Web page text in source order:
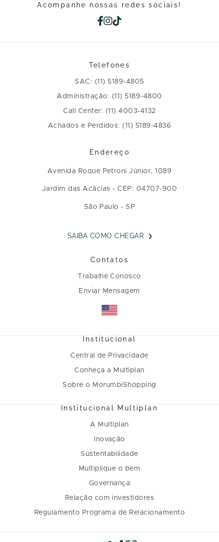
Acompanhe nossas redes sociais!
Telefones
SAC: (11) 5189-4805
Administração: (11) 5189-4800
Call Center: (11) 4003-4132
Achados e Perdidos: (11) 5189-4836
Endereço
Avenida Roque Petroni Júnior, 1089
Jardim das Acácias - CEP: 04707-900
São Paulo - SP
SAIBA COMO CHEGAR
Contatos
Trabalhe Conosco
Enviar Mensagem
Institucional
Central de Privacidade
Conheça a Multiplan
Sobre o MorumbiShopping
Institucional Multiplan
A Multiplan
Inovação
Sustentabilidade
Multiplique o bem
Governança
Relação com investidores
Regulamento Programa de Relacionamento